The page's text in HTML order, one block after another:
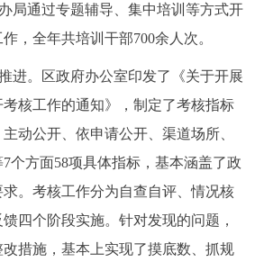
局通过专题辅导、集中培训等方式开
，全年共培训干部700余人次。
。区政府办公室印发了《关于开展
考核工作的通知》，制定了考核指标
动公开、依申请公开、渠道场所、
个方面58项具体指标，基本涵盖了政
。考核工作分为自查自评、情况核
四个阶段实施。针对发现的问题，
措施，基本上实现了摸底数、抓规